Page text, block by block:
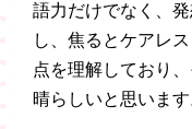
語力だけでなく、
し、焦るとケアレ
点を理解しており
晴らしいと思います